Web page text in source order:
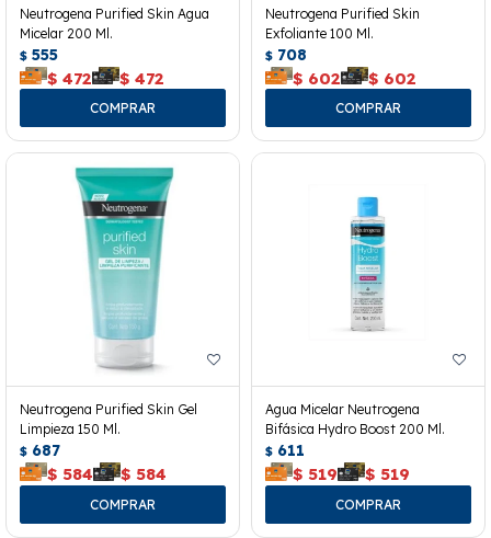
Neutrogena Purified Skin Agua
Micelar 200 Ml.
$ 555
$ 472 $ 472
Neutrogena Purified Skin
Exfoliante 100 Ml.
$ 708
$ 602 $ 602
Neutrogena Purified Skin Gel
Limpieza 150 Ml.
$ 687
$ 584 $ 584
Agua Micelar Neutrogena
Bifásica Hydro Boost 200 Ml.
$ 611
$ 519 $ 519